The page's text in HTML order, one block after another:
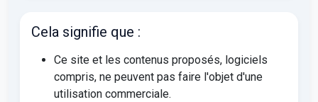
Cela signifie que :
Ce site et les contenus proposés, logiciels
compris, ne peuvent pas faire l'objet d'une
utilisation commerciale.